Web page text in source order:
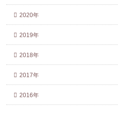
2020年
2019年
2018年
2017年
2016年